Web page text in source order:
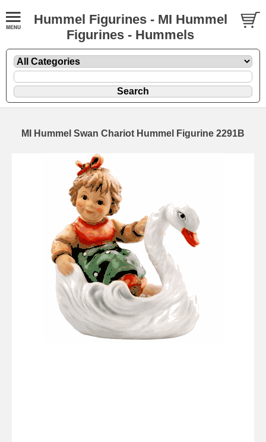
Hummel Figurines - MI Hummel
Figurines - Hummels
MI Hummel Swan Chariot Hummel Figurine 2291B